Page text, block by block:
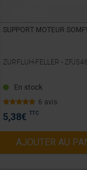
SUPPORT MOTEUR
ZURFLUH-FELLER -
En stock
6 avis
5,38€ TTC
AJOUTER AU